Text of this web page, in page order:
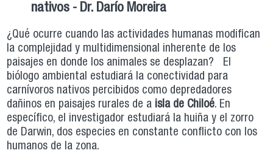
nativos - Dr. Darío Moreira
¿Qué ocurre cuando las actividades humanas modifican
la complejidad y multidimensional inherente de los
paisajes en donde los animales se desplazan? El
biólogo ambiental estudiará la conectividad para
carnívoros nativos percibidos como depredadores
dañinos en paisajes rurales de a isla de Chiloé. En
específico, el investigador estudiará la huiña y el zorro
de Darwin, dos especies en constante conflicto con los
humanos de la zona.